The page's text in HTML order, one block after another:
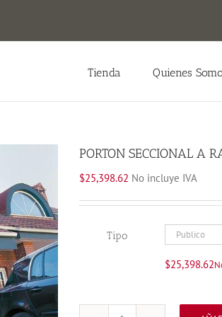
Tienda Quienes
PORTON SECCIONAL A
$25,398.62 No incluye IVA
Tipo
$25,398.62